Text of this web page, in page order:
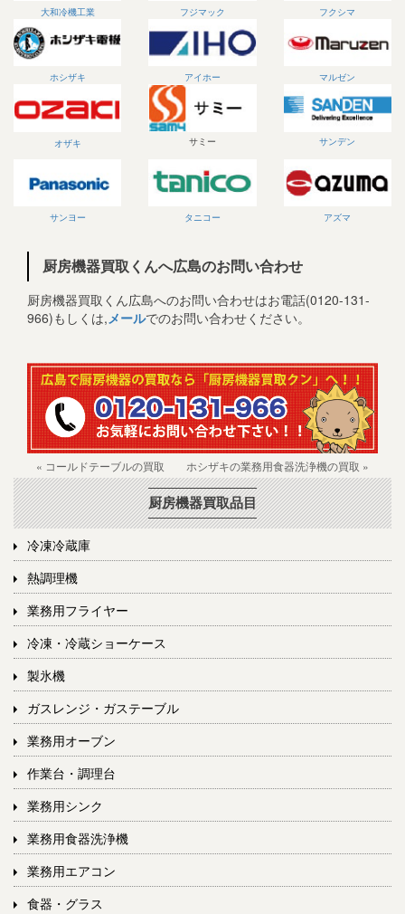
大和冷機工業 フジマック フクシマ
ホシザキ アイホー マルゼン
オザキ サミー サンデン
サンヨー タニコー アズマ
厨房機器買取くんへ広島のお問い合わせ
厨房機器買取くん広島へのお問い合わせはお電話(0120-131-
966)もしくは,メールでのお問い合わせください。
« コールドテーブルの買取 ホシザキの業務用食器洗浄機の買取 »
厨房機器買取品目
冷凍冷蔵庫
熱調理機
業務用フライヤー
冷凍・冷蔵ショーケース
製氷機
ガスレンジ・ガステーブル
業務用オーブン
作業台・調理台
業務用シンク
業務用食器洗浄機
業務用エアコン
食器・グラス